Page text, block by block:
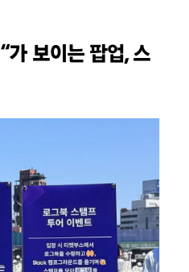
“가 보이는 팝업,스